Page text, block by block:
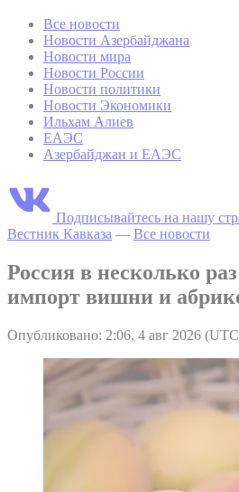
Все новости
Новости Азербайджана
Новости мира
Новости России
Новости политики
Новости Экономики
Ильхам Алиев
ЕАЭС
Азербайджан и ЕАЭС
Подписывайтесь на нашу
Вестник Кавказа — Все новости
Россия в несколько
импорт вишни и
Опубликовано: 2:06, 4 авг 2026